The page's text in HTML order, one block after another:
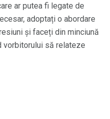
ar putea fi legate de
adoptați o abordare
și faceți din minciună
vorbitorului să relateze